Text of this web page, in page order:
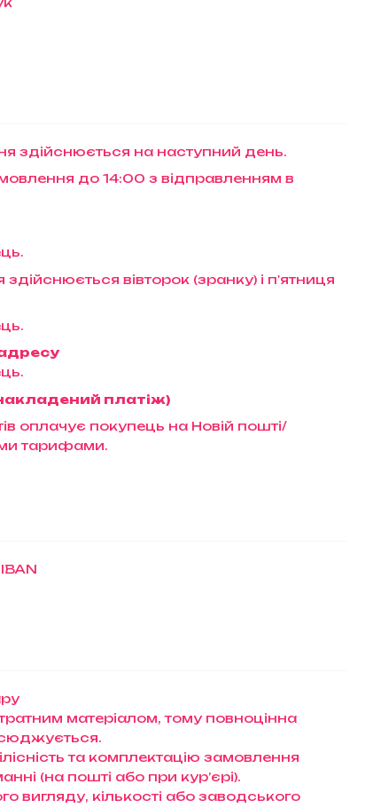
здійснюється на наступний день.
до 14:00 з відправленням в
здійснюється вівторок (зранку) і п'ятниця
платіж)
оплачує покупець на Новій пошті/
тарифами.
матеріалом, тому повноцінна
та комплектацію замовлення
(на пошті або при кур’єрі).
вигляду, кількості або заводського